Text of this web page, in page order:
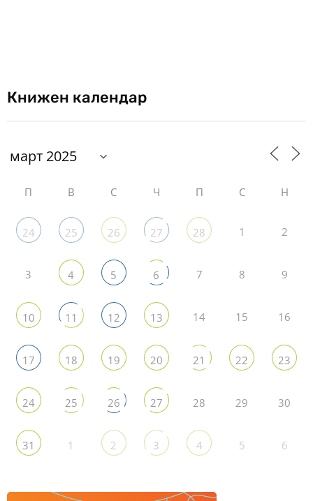
Книжен календар
П В С Ч П С Н
24 25 26 27 28 1 2
3 4 5 6 7 8 9
10 11 12 13 14 15 16
17 18 19 20 21 22 23
24 25 26 27 28 29 30
31 1 2 3 4 5 6